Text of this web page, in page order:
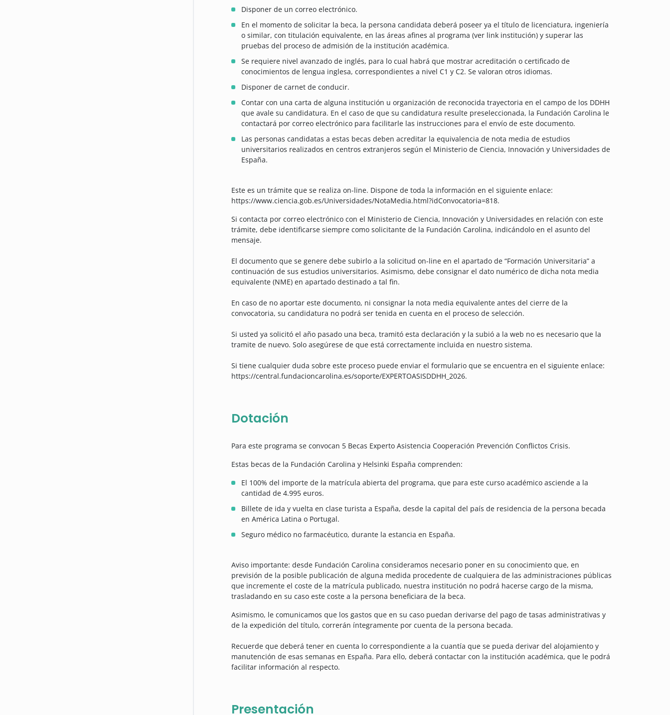
Disponer de un correo electrónico.
En el momento de solicitar la beca, la persona candidata deberá poseer ya el título de licenciatura, ingeniería
o similar, con titulación equivalente, en las áreas afines al programa (ver link institución) y superar las
pruebas del proceso de admisión de la institución académica.
Se requiere nivel avanzado de inglés, para lo cual habrá que mostrar acreditación o certificado de
conocimientos de lengua inglesa, correspondientes a nivel C1 y C2. Se valoran otros idiomas.
Disponer de carnet de conducir.
​Contar con una carta de alguna institución u organización de reconocida trayectoria en el campo de los DDHH
que avale su candidatura. En el caso de que su candidatura resulte preseleccionada, la Fundación Carolina le
contactará por correo electrónico para facilitarle las instrucciones para el envío de este documento.
Las personas candidatas a estas becas deben acreditar la equivalencia de nota media de estudios
universitarios realizados en centros extranjeros según el Ministerio de Ciencia, Innovación y Universidades de
España.
Este es un trámite que se realiza on-line. Dispone de toda la información en el siguiente enlace:
https://www.ciencia.gob.es/Universidades/NotaMedia.html?idConvocatoria=818.
Si contacta por correo electrónico con el Ministerio de Ciencia, Innovación y Universidades en relación con este
trámite, debe identificarse siempre como solicitante de la Fundación Carolina, indicándolo en el asunto del
mensaje.
El documento que se genere debe subirlo a la solicitud on-line en el apartado de “Formación Universitaria” a
continuación de sus estudios universitarios. Asimismo, debe consignar el dato numérico de dicha nota media
equivalente (NME) en apartado destinado a tal fin.
En caso de no aportar este documento, ni consignar la nota media equivalente antes del cierre de la
convocatoria, su candidatura no podrá ser tenida en cuenta en el proceso de selección.
Si usted ya solicitó el año pasado una beca, tramitó esta declaración y la subió a la web no es necesario que la
tramite de nuevo. Solo asegúrese de que está correctamente incluida en nuestro sistema.
Si tiene cualquier duda sobre este proceso puede enviar el formulario que se encuentra en el siguiente enlace:
https://central.fundacioncarolina.es/soporte/EXPERTOASISDDHH_2026.
Dotación
Para este programa se convocan 5 Becas Experto Asistencia Cooperación Prevención Conflictos Crisis.
Estas becas de la Fundación Carolina y Helsinki España comprenden:
El 100% del importe de la matrícula abierta del programa, que para este curso académico asciende a la
cantidad de 4.995 euros.
Billete de ida y vuelta en clase turista a España, desde la capital del país de residencia de la persona becada
en América Latina o Portugal.
Seguro médico no farmacéutico, durante la estancia en España.
Aviso importante: desde Fundación Carolina consideramos necesario poner en su conocimiento que, en
previsión de la posible publicación de alguna medida procedente de cualquiera de las administraciones públicas
que incremente el coste de la matrícula publicado, nuestra institución no podrá hacerse cargo de la misma,
trasladando en su caso este coste a la persona beneficiara de la beca.
Asimismo, le comunicamos que los gastos que en su caso puedan derivarse del pago de tasas administrativas y
de la expedición del título, correrán íntegramente por cuenta de la persona becada.
Recuerde que deberá tener en cuenta lo correspondiente a la cuantía que se pueda derivar del alojamiento y
manutención de esas semanas en España. Para ello, deberá contactar con la institución académica, que le podrá
facilitar información al respecto.
Presentación